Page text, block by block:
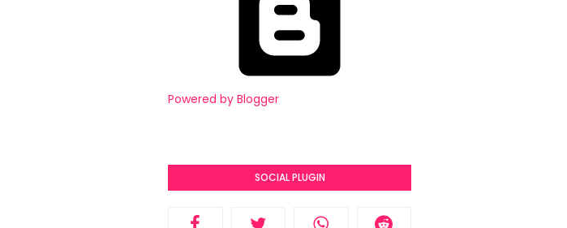
Powered by Blogger
SOCIAL PLUGIN